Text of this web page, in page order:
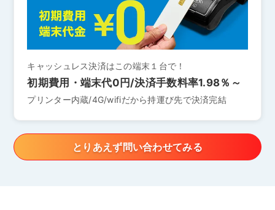
キャッシュレス決済はこの端末１台で！
初期費用・端末代0円/決済手数料率1.98％～
プリンター内蔵/4G/wifiだから持運び先で決済完結
とりあえず問い合わせてみる